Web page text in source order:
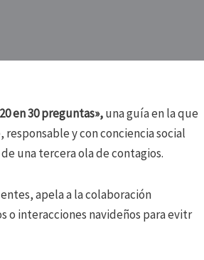
en 30 preguntas»,una guía en la que
y con conciencia social
una tercera ola de contagios.
apela a la colaboración
o interacciones navideños para evitr